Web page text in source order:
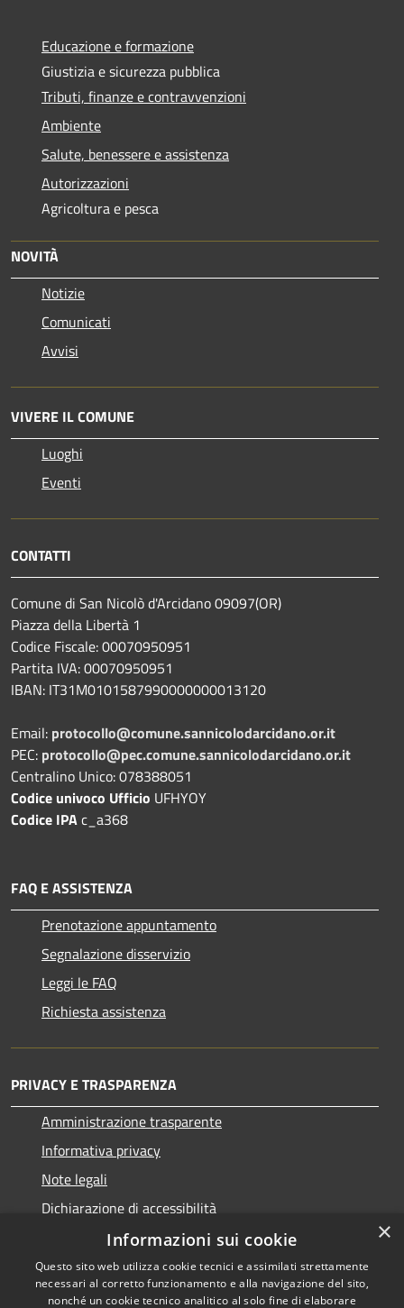
Educazione e formazione
Giustizia e sicurezza pubblica
Tributi, finanze e contravvenzioni
Ambiente
Salute, benessere e assistenza
Autorizzazioni
Agricoltura e pesca
NOVITÀ
Notizie
Comunicati
Avvisi
VIVERE IL COMUNE
Luoghi
Eventi
CONTATTI
Comune di San Nicolò d'Arcidano 09097(OR)
Piazza della Libertà 1
Codice Fiscale: 00070950951
Partita IVA: 00070950951
IBAN: IT31M0101587990000000013120
Email: protocollo@comune.sannicolodarcidano.or.it
PEC: protocollo@pec.comune.sannicolodarcidano.or.it
Centralino Unico: 078388051
Codice univoco Ufficio UFHYOY
Codice IPAc_a368
FAQ E ASSISTENZA
Prenotazione appuntamento
Segnalazione disservizio
Leggi le FAQ
Richiesta assistenza
PRIVACY E TRASPARENZA
Amministrazione trasparente
Informativa privacy
Note legali
Dichiarazione di accessibilità
Copyright © 2026 • Comune di
×
Informazioni sui cookie
Questo sito web utilizza cookie tecnici e assimilati strettamente
necessari al corretto funzionamento e alla navigazione del sito,
nonché un cookie tecnico analitico al solo fine di elaborare